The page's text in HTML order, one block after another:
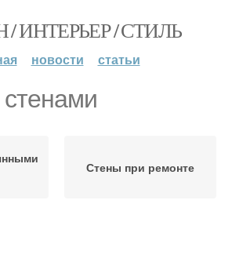
ИНТЕРЬЕР / СТИЛЬ
новости статьи
Стены при ремонте